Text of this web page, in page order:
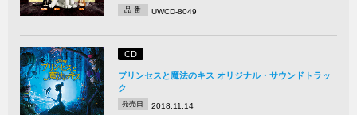
品 番 UWCD-8049
CD
プリンセスと魔法のキス オリジナル・サウンドトラッ
ク
発売日 2018.11.14